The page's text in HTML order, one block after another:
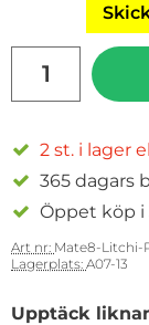
2 st. i lager
365 dagars
Öppet köp i
Art nr: Mate8-Litchi-
Lagerplats: A07-13
Upptäck